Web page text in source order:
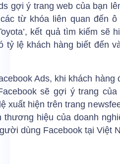
gợi ý trang web của bạn
từ khóa liên quan đến
kết quả tìm kiếm sẽ
tỷ lệ khách hàng biết đến
Ads, khi khách hàng
sẽ gợi ý trang của
xuất hiện trên trang
thương hiệu của doanh
dùng Facebook tại Việt